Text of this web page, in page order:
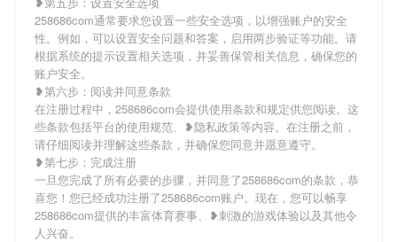
258686com通常要求您设置一些安全选项，以增强账户的安全
性。例如，可以设置安全问题和答案，启用两步验证等功能。请
根据系统的提示设置相关选项，并妥善保管相关信息，确保您的
账户安全。
❥第六步：阅读并同意条款
在注册过程中，258686com会提供使用条款和规定供您阅读。这
些条款包括平台的使用规范、❥隐私政策等内容。在注册之前，
请仔细阅读并理解这些条款，并确保您同意并愿意遵守。
❥第七步：完成注册
一旦您完成了所有必要的步骤，并同意了258686com的条款，恭
喜您！您已经成功注册了258686com账户。现在，您可以畅享
258686com提供的丰富体育赛事、❥刺激的游戏体验以及其他令
人兴奋。